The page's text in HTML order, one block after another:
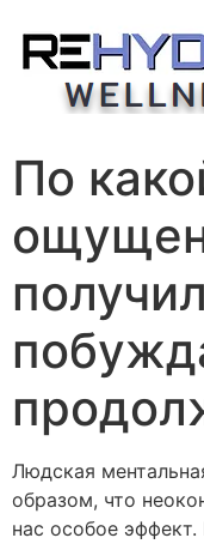
content
По
Людская
образом, что
нас особое